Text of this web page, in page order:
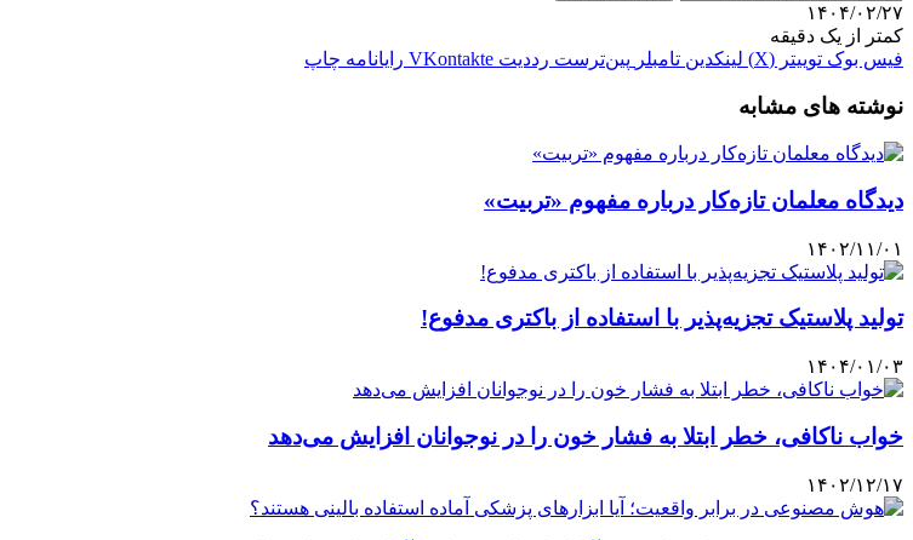
۱۴۰۴/۰۲/۲۷
کمتر از یک دقیقه
فیس بوک توییتر (X) لینکدین ‫تامبلر ‫پین‌ترست ‫رددیت ‫VKontakte رایانامه چاپ
نوشته های مشابه
دیدگاه معلمان تازه‌کار درباره مفهوم «تربیت»
۱۴۰۲/۱۱/۰۱
تولید پلاستیک تجزیه‌پذیر با استفاده از باکتری‌ مدفوع!
۱۴۰۴/۰۱/۰۳
خواب ناکافی، خطر ابتلا به فشار خون را در نوجوانان افزایش می‌دهد
۱۴۰۲/۱۲/۱۷